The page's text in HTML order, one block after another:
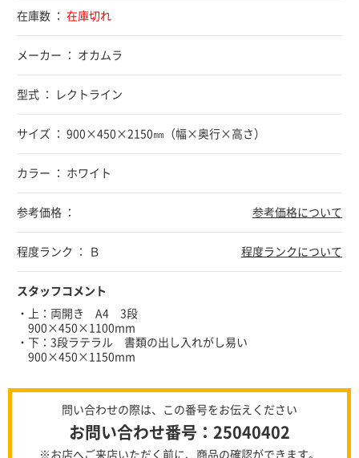
在庫数 ： 在庫切れ
メーカー ： オカムラ
型式 ： レクトライン
サイズ ： 900×450×2150㎜（幅×奥行×高さ）
カラー ： ホワイト
参考価格 ： 参考価格について
程度ランク ： Ｂ 程度ランクについて
スタッフコメント
・上：両開き A4 3段
900×450×1100mm
・下：3段ラテラル 書類の出し入れがし易い
900×450×1150mm
問い合わせの際は、この番号をお伝えください
お問い合わせ番号：25040402
※お店へご来店いただく前に、商品の確認ができます。